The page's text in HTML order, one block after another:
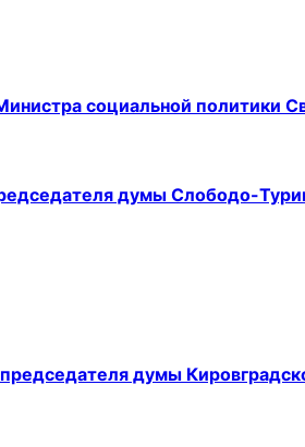
социальной политики
думы Слободо-
думы